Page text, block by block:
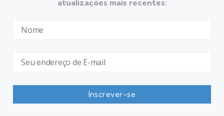
atualizações mais recentes: